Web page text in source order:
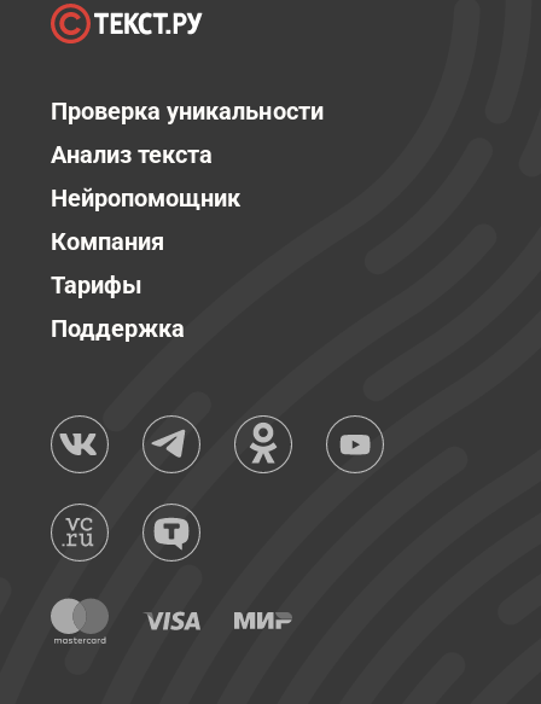
Проверка уникальности
Анализ текста
Нейропомощник
Компания
Тарифы
Поддержка